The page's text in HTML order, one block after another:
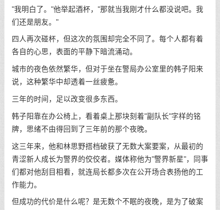
"我明白了。"他举起酒杯，"那就当我刚才什么都没说吧。我
们还是朋友。"
四人再次碰杯，但这次的氛围却完全不同了。每个人都有着
各自的心思，表面的平静下暗流涌动。
城市的夜色依然繁华，但对于坐在警局办公室里的韩子阳来
说，这种繁华中却透着一丝疲惫。
三年的时间，足以改变很多东西。
韩子阳靠在办公椅上，看着桌上那块刻着"副队长"字样的铭
牌，思绪不由得回到了三年前的那个夜晚。
这三年来，他和林思野搭档破获了无数大案要案，从最初的
青涩新人成长为警界的佼佼者。媒体称他为"警界新星"，同事
们都对他刮目相看，就连局长都多次在公开场合表扬他的工
作能力。
但成功的代价是什么呢？是无数个不眠的夜晚，是为了破案